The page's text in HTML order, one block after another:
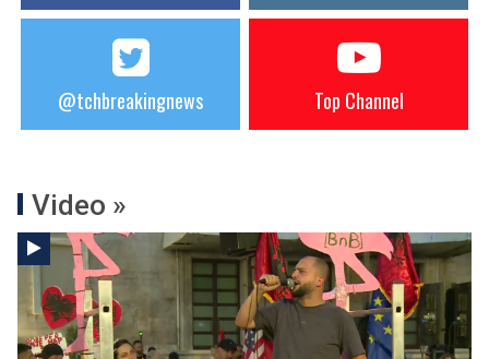
@tchbreakingnews Top Channel
Video »